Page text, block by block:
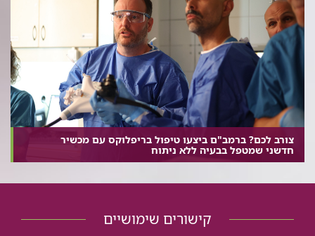
צורב לכם? ברמב"ם ביצעו טיפול בריפלוקס עם מכשיר
חדשני שמטפל בבעיה ללא ניתוח
קישורים שימושיים